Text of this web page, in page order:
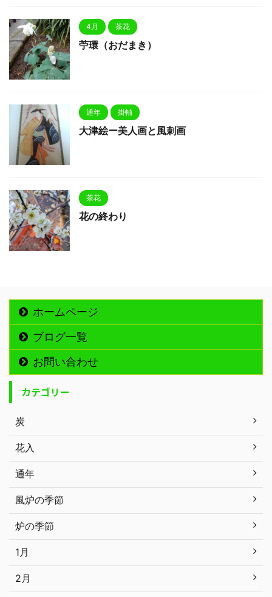
4月 茶花
苧環（おだまき）
通年 掛軸
大津絵ー美人画と風刺画
茶花
花の終わり
ホームページ
ブログ一覧
お問い合わせ
カテゴリー
炭
花入
通年
風炉の季節
炉の季節
1月
2月